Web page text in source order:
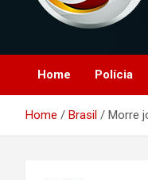
Portal
Home Polícia
Home Brasil Morre